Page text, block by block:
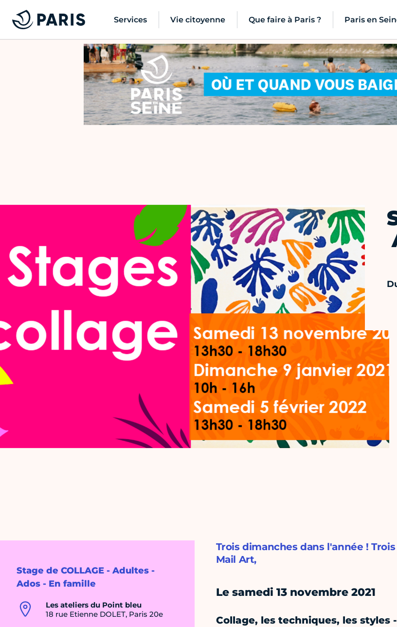
Services Vie citoyenne Que faire à Paris ? Paris en
Stage de COLLAGE - Adultes -
Ados - En famille
Les ateliers du Point bleu
18 rue Etienne DOLET, Paris 20e
Trois dimanches dans l'année !
Mail Art,
Le samedi 13 novembre 2021
Collage, les techniques, les styles